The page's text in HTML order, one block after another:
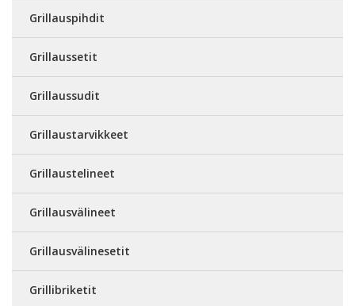
Grillauspihdit
Grillaussetit
Grillaussudit
Grillaustarvikkeet
Grillaustelineet
Grillausvälineet
Grillausvälinesetit
Grillibriketit